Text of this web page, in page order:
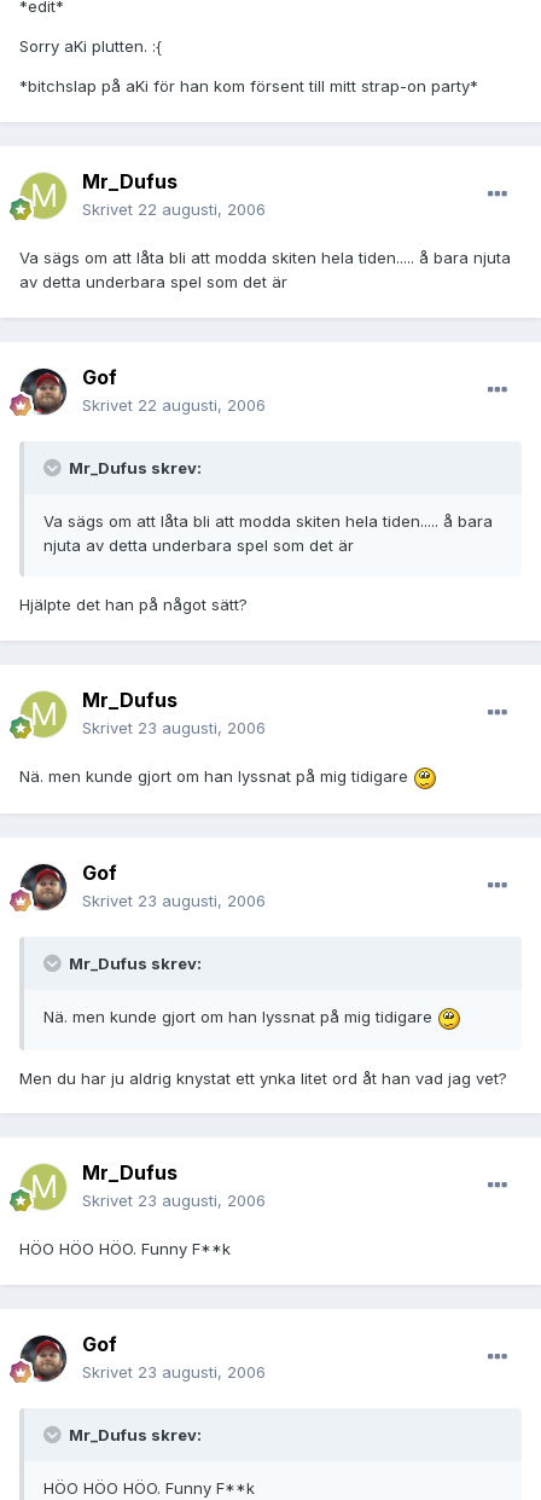
*edit*
Sorry aKi plutten. :{
*bitchslap på aKi för han kom försent till mitt strap-on party*
Mr_Dufus
Skrivet 22 augusti, 2006
Va sägs om att låta bli att modda skiten hela tiden..... å bara njuta
av detta underbara spel som det är
Gof
Skrivet 22 augusti, 2006
Mr_Dufus skrev:
Va sägs om att låta bli att modda skiten hela tiden..... å bara
njuta av detta underbara spel som det är
Hjälpte det han på något sätt?
Mr_Dufus
Skrivet 23 augusti, 2006
Nä. men kunde gjort om han lyssnat på mig tidigare
Gof
Skrivet 23 augusti, 2006
Mr_Dufus skrev:
Nä. men kunde gjort om han lyssnat på mig tidigare
Men du har ju aldrig knystat ett ynka litet ord åt han vad jag vet?
Mr_Dufus
Skrivet 23 augusti, 2006
HÖO HÖO HÖO. Funny F**k
Gof
Skrivet 23 augusti, 2006
Mr_Dufus skrev:
HÖO HÖO HÖO. Funny F**k